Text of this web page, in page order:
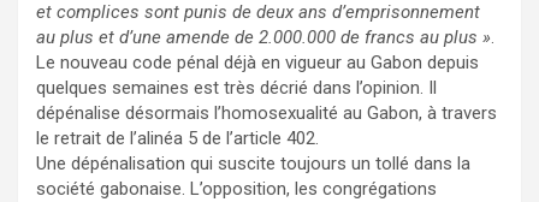
et complices sont punis de deux ans d’emprisonnement
au plus et d’une amende de 2.000.000 de francs au plus ».
Le nouveau code pénal déjà en vigueur au Gabon depuis
quelques semaines est très décrié dans l’opinion. Il
dépénalise désormais l’homosexualité au Gabon, à travers
le retrait de l’alinéa 5 de l’article 402.
Une dépénalisation qui suscite toujours un tollé dans la
société gabonaise. L’opposition, les congrégations